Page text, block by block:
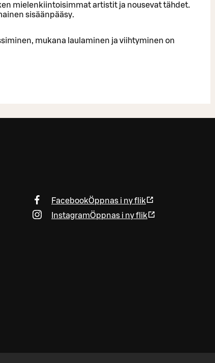
mielenkiintoisimmat artistit ja nousevat tähdet.
sisäänpääsy.​
mukana laulaminen ja viihtyminen on
FacebookÖppnas i ny flik
InstagramÖppnas i ny flik